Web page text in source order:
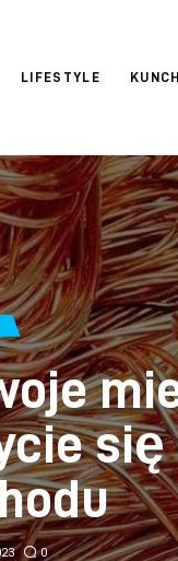
LIFESTYLE
0